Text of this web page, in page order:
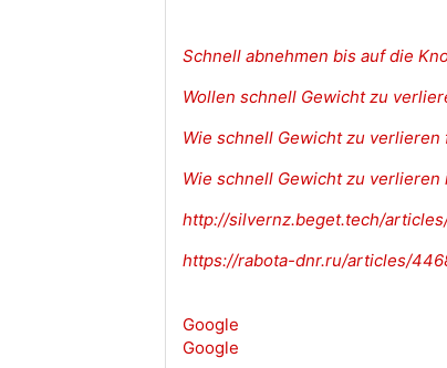
Schnell abnehmen bis auf die
Wollen schnell Gewicht zu
Wie schnell Gewicht zu
Wie schnell Gewicht zu verlieren
http://silvernz.beget.tech/
https://rabota-dnr.ru/articles/
Google
Google